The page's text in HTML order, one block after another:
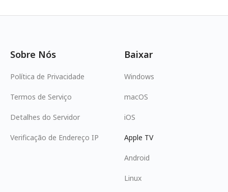
Sobre Nós
Política de Privacidade
Termos de Serviço
Detalhes do Servidor
Verificação de Endereço IP
Baixar
Windows
macOS
iOS
Apple TV
Android
Linux